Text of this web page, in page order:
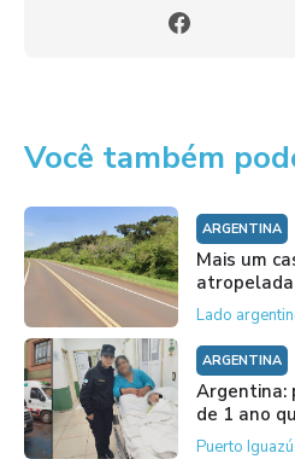
Você também
ARGENTINA
Mais um
Lado
ARGENTINA
Argentina:
de 1 ano
Puerto Iguazú